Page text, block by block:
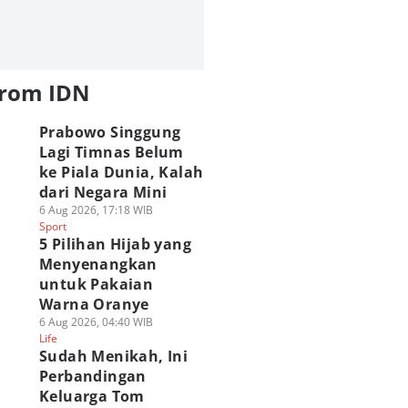
IDN
Prabowo Singgung
Lagi Timnas Belum
ke Piala Dunia, Kalah
dari Negara Mini
6 Aug 2026, 17:18 WIB
Sport
5 Pilihan Hijab yang
Menyenangkan
untuk Pakaian
Warna Oranye
6 Aug 2026, 04:40 WIB
Life
Sudah Menikah, Ini
Perbandingan
Keluarga Tom